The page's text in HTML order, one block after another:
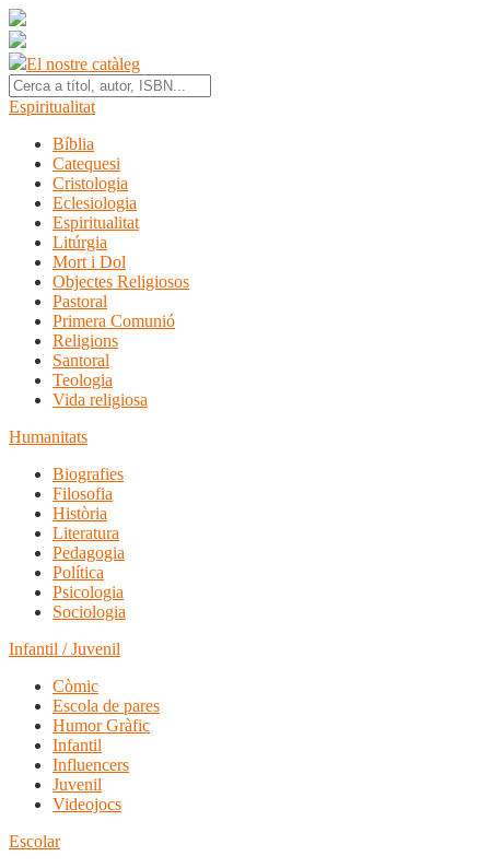
El nostre catàleg
Espiritualitat
Bíblia
Catequesi
Cristologia
Eclesiologia
Espiritualitat
Litúrgia
Mort i Dol
Objectes Religiosos
Pastoral
Primera Comunió
Religions
Santoral
Teologia
Vida religiosa
Humanitats
Biografies
Filosofia
Història
Literatura
Pedagogia
Política
Psicologia
Sociologia
Infantil / Juvenil
Còmic
Escola de pares
Humor Gràfic
Infantil
Influencers
Juvenil
Videojocs
Escolar